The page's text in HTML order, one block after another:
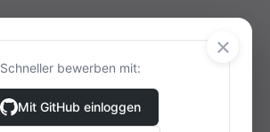
×
Schneller bewerben mit:
Mit GitHub einloggen